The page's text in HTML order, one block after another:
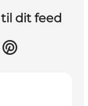
dit feed